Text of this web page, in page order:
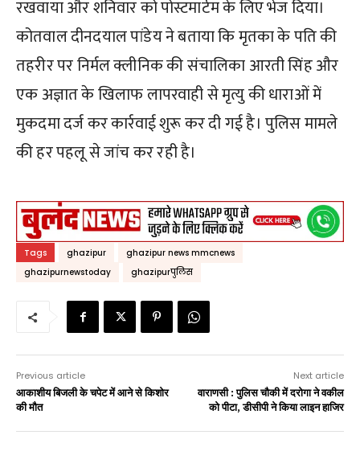
रखवाया और शनिवार को पोस्टमार्टम के लिए भेज दिया।
कोतवाल दीनदयाल पांडेय ने बताया कि मृतका के पति की
तहरीर पर निर्मल क्लीनिक की संचालिका आरती सिंह और
एक अज्ञात के खिलाफ लापरवाही से मृत्यु की धाराओं में
मुकदमा दर्ज कर कार्रवाई शुरू कर दी गई है। पुलिस मामले
की हर पहलू से जांच कर रही है।
Tags ghazipur
ghazipur news mmcnews
ghazipurnewstoday
ghazipurपुलिस
Previous article
आकाशीय बिजली के चपेट में आने से किशोर
की मौत
Next article
वाराणसी : पुलिस चौकी में दरोगा ने वकील
को पीटा, डीसीपी ने किया लाइन हाजिर